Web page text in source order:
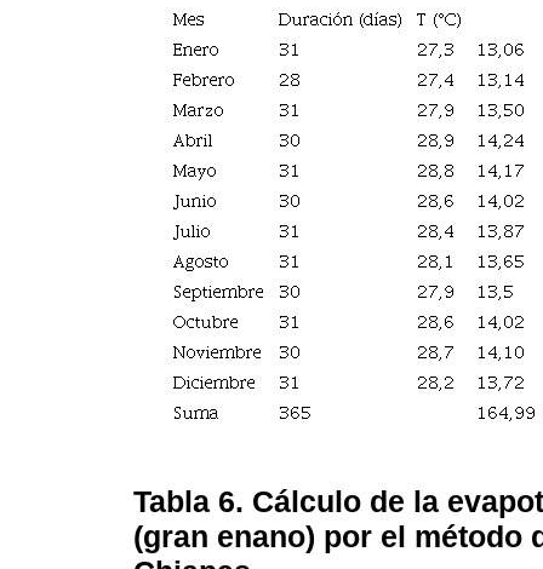
Tabla 6. Cálculo de la
(gran enano) por el método